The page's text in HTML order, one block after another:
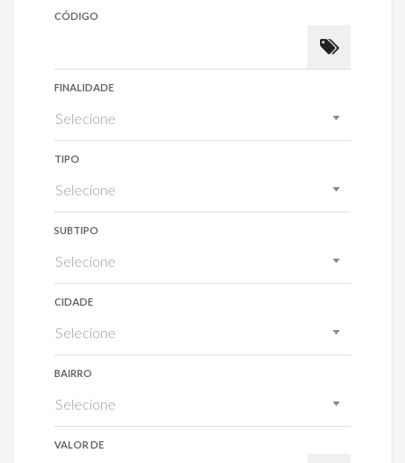
CÓDIGO
FINALIDADE
Selecione
TIPO
Selecione
SUBTIPO
Selecione
CIDADE
Selecione
BAIRRO
Selecione
VALOR DE